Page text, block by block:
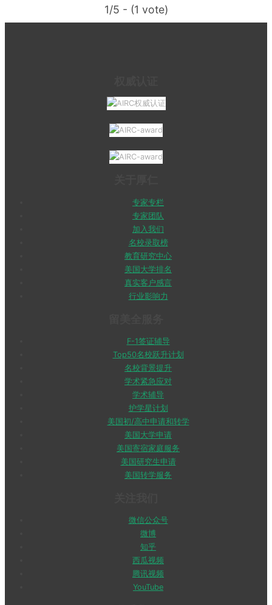
1/5 - (1 vote)
专家专栏
专家团队
加入我们
名校录取榜
教育研究中心
美国大学排名
真实客户感言
行业影响力
F-1签证辅导
Top50名校跃升计划
名校背景提升
学术紧急应对
学术辅导
护学星计划
美国初/高中申请和转学
美国大学申请
美国寄宿家庭服务
美国研究生申请
美国转学服务
微信公众号
微博
知乎
西瓜视频
腾讯视频
YouTube